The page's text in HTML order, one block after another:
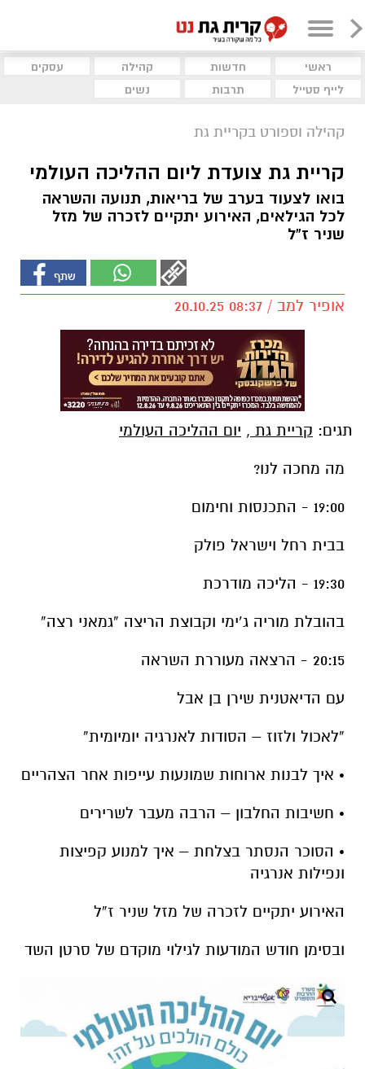
ראשי חדשות קהילה
עסקים
לייף סטייל
תרבות נשים
קהילה וספורט בקריית גת
קריית גת צועדת ליום ההליכה העולמי
בואו לצעוד בערב של בריאות, תנועה והשראה
לכל הגילאים, האירוע יתקיים לזכרה של מזל
שניר ז”ל
אופיר למב / 08:37 20.10.25
תגים: קריית גת , יום ההליכה העולמי
מה מחכה לנו?
19:00 - התכנסות וחימום
בבית רחל וישראל פולק
19:30 - הליכה מודרכת
בהובלת מוריה ג’ימי וקבוצת הריצה “גמאני רצה”
20:15 - הרצאה מעוררת השראה
עם הדיאטנית שירן בן אבל
“לאכול ולזוז – הסודות לאנרגיה יומיומית”
• איך לבנות ארוחות שמונעות עייפות אחר הצהריים
• חשיבות החלבון – הרבה מעבר לשרירים
• הסוכר הנסתר בצלחת – איך למנוע קפיצות
ונפילות אנרגיה
האירוע יתקיים לזכרה של מזל שניר ז”ל
ובסימן חודש המודעות לגילוי מוקדם של סרטן השד